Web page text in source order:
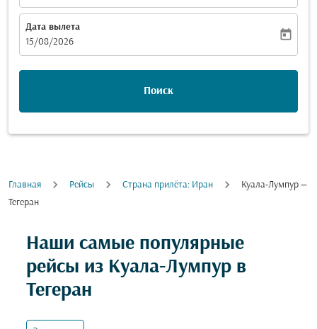
Дата вылета
fc-booking-departure-date-aria-label
15/08/2026
today
Поиск
Главная Рейсы Cтрана прилёта: Иран
Куала-Лумпур —
Тегеран
Наши самые популярные
рейсы из Куала-Лумпур в
Тегеран
Попробуйте обновить свой маршрут